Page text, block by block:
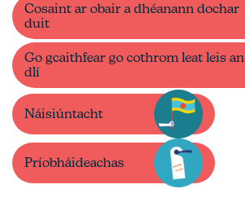
Cosaint ar obair a dhéanann dochar
duit
Go gcaithfear go cothrom leat leis an
dlí
Náisiúntacht
Príobháideachas